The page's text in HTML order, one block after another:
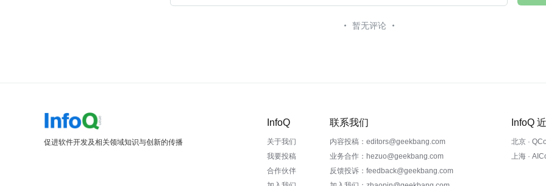
暂无评论
促进软件开发及相关领域知识与创新的传播
InfoQ
关于我们
我要投稿
合作伙伴
联系我们
内容投稿：editors@geekbang.com
业务合作：hezuo@geekbang.com
反馈投诉：feedback@geekbang.com
InfoQ
北京 ·
上海 ·